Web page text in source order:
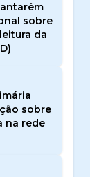
sobre
da
sobre
na rede